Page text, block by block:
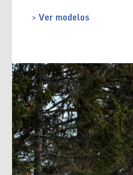
> Ver modelos